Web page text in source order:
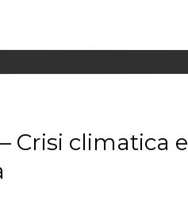
Crisi climatica e